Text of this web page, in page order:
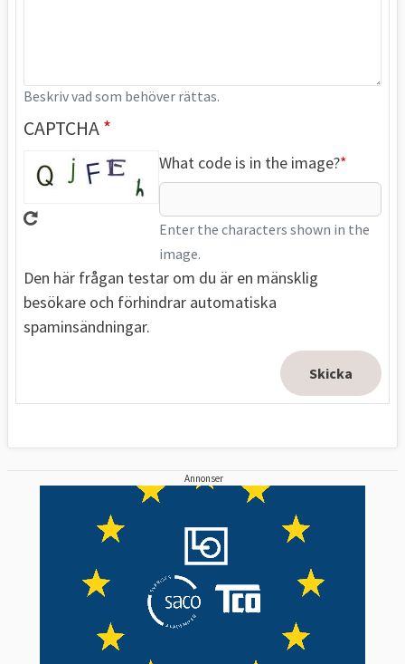
Beskriv vad som behöver rättas.
CAPTCHA
What code is in the image?
Enter the characters shown in the
image.
Den här frågan testar om du är en mänsklig
besökare och förhindrar automatiska
spaminsändningar.
Annonser